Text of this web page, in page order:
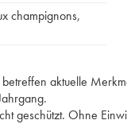
champignons,
aktuelle
geschützt. Ohne